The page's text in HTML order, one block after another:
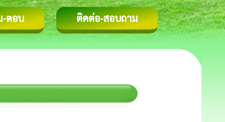
-ตอบ ติดต่อ-สอบถาม